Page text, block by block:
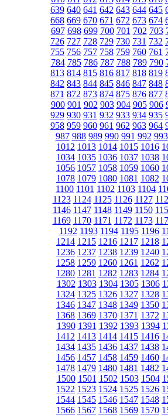
639 640 641 642 643 644 645
668 669 670 671 672 673 674
697 698 699 700 701 702 703
726 727 728 729 730 731 732
755 756 757 758 759 760 761
784 785 786 787 788 789 790
813 814 815 816 817 818 819
842 843 844 845 846 847 848
871 872 873 874 875 876 877
900 901 902 903 904 905 906
929 930 931 932 933 934 935
958 959 960 961 962 963 964
987 988 989 990 991 992 993
1012 1013 1014 1015 1016
1034 1035 1036 1037 1038
1056 1057 1058 1059 1060
1078 1079 1080 1081 1082
1100 1101 1102 1103 1104
1123 1124 1125 1126 1127
1146 1147 1148 1149 1150
1169 1170 1171 1172 1173
1192 1193 1194 1195 1196
1214 1215 1216 1217 1218
1236 1237 1238 1239 1240
1258 1259 1260 1261 1262
1280 1281 1282 1283 1284
1302 1303 1304 1305 1306
1324 1325 1326 1327 1328
1346 1347 1348 1349 1350
1368 1369 1370 1371 1372
1390 1391 1392 1393 1394
1412 1413 1414 1415 1416
1434 1435 1436 1437 1438
1456 1457 1458 1459 1460
1478 1479 1480 1481 1482
1500 1501 1502 1503 1504
1522 1523 1524 1525 1526
1544 1545 1546 1547 1548
1566 1567 1568 1569 1570